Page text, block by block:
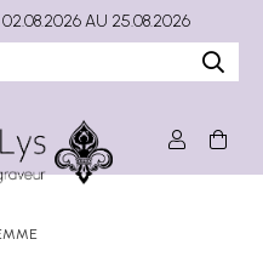
AU 25.08.2026